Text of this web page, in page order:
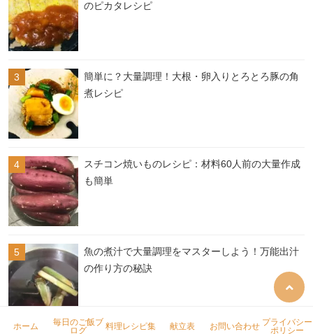
ホーム
毎日のご飯ブ
ログ
料理レシピ集 献立表 お問い合わせ プライバシー
ポリシー
のピカタレシピ
簡単に？大量調理！大根・卵入りとろとろ豚の角
煮レシピ
スチコン焼いものレシピ：材料60人前の大量作成
も簡単
魚の煮汁で大量調理をマスターしよう！万能出汁
の作り方の秘訣